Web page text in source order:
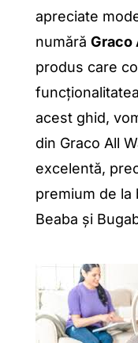
apreciate
numără Graco
produs care
acest ghid,
din Graco All
excelentă,
premium de la
Beaba și